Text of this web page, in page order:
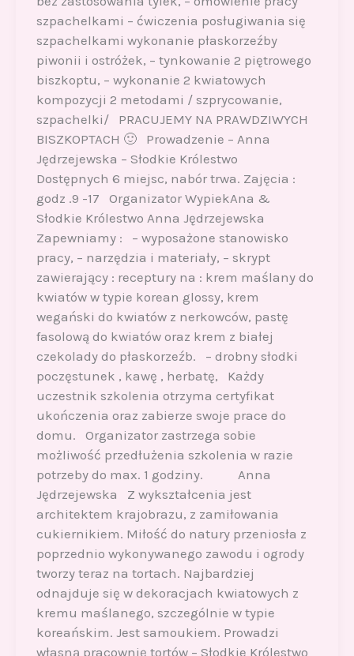
szpachelkami – ćwiczenia posługiwania się
szpachelkami wykonanie płaskorzeźby
piwonii i ostróżek, – tynkowanie 2 piętrowego
biszkoptu, – wykonanie 2 kwiatowych
kompozycji 2 metodami / szprycowanie,
szpachelki/ PRACUJEMY NA PRAWDZIWYCH
BISZKOPTACH 🙂 Prowadzenie – Anna
Jędrzejewska – Słodkie Królestwo
Dostępnych 6 miejsc, nabór trwa. Zajęcia :
godz .9 -17 Organizator WypiekAna &
Słodkie Królestwo Anna Jędrzejewska
Zapewniamy : – wyposażone stanowisko
pracy, – narzędzia i materiały, – skrypt
zawierający : receptury na : krem maślany do
kwiatów w typie korean glossy, krem
wegański do kwiatów z nerkowców, pastę
fasolową do kwiatów oraz krem z białej
czekolady do płaskorzeźb. – drobny słodki
poczęstunek , kawę , herbatę, Każdy
uczestnik szkolenia otrzyma certyfikat
ukończenia oraz zabierze swoje prace do
domu. Organizator zastrzega sobie
możliwość przedłużenia szkolenia w razie
potrzeby do max. 1 godziny. Anna
Jędrzejewska Z wykształcenia jest
architektem krajobrazu, z zamiłowania
cukiernikiem. Miłość do natury przeniosła z
poprzednio wykonywanego zawodu i ogrody
tworzy teraz na tortach. Najbardziej
odnajduje się w dekoracjach kwiatowych z
kremu maślanego, szczególnie w typie
koreańskim. Jest samoukiem. Prowadzi
własną pracownię tortów – Słodkie Królestwo